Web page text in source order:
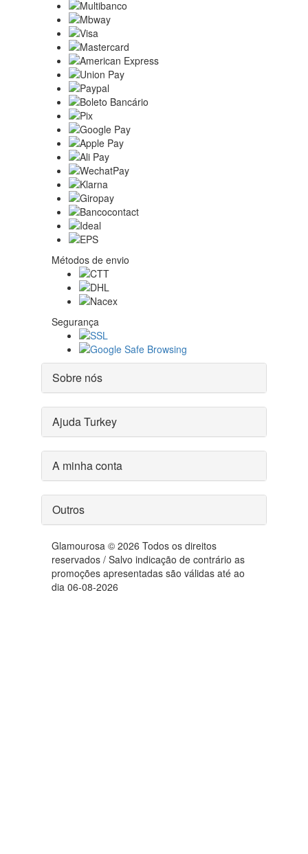
Métodos de envio
Segurança
Sobre nós
Ajuda Turkey
A minha conta
Outros
Glamourosa © 2026 Todos os direitos
reservados / Salvo indicação de contrário as
promoções apresentadas são válidas até ao
dia 06-08-2026